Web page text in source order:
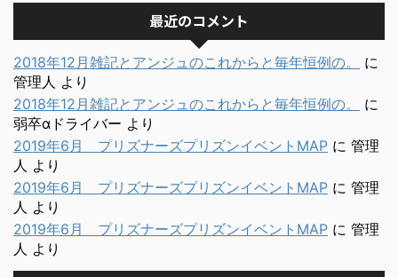
最近のコメント
2018年12月雑記とアンジュのこれからと毎年恒例の。
に
管理人 より
2018年12月雑記とアンジュのこれからと毎年恒例の。
に
弱卒αドライバー より
2019年6月 プリズナーズプリズンイベントMAP に 管理
人 より
2019年6月 プリズナーズプリズンイベントMAP に 管理
人 より
2019年6月 プリズナーズプリズンイベントMAP に 管理
人 より